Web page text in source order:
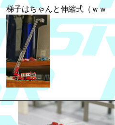
梯子はちゃんと伸縮式（ｗｗ